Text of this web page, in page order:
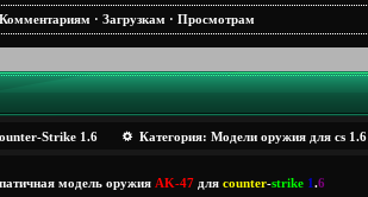
Комментариям · Загрузкам · Просмотрам
Strike 1.6 Категория: Модели оружия для cs 1.6
модель оружия AK-47 для counter-strike 1.6